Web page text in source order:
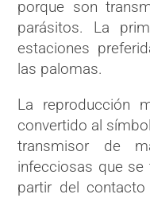
porque son
parásitos. La
estaciones
las palomas.
La reproducción
convertido al
transmisor de
infecciosas que
partir del